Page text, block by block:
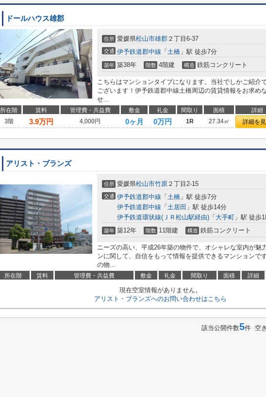
ドールハウス雄郡
住所 愛媛県松山市雄郡 ２丁目6-37
交通 伊予鉄道郡中線 「 土橋 」駅 徒歩7分
築年 築38年 階数 4階建 構造 鉄筋コンクリート
こちらはマンションタイプになります。当社でしかご紹介
ございます！伊予鉄道郡中線土橋周辺の賃貸情報をお求め
せ...
所在階 賃料 管理費・共益費 敷金 礼金 間取り 面積 詳細
3階
3.9万円 4,000円 0ヶ月 0万円 1R 27.34㎡ 詳細を
アリスト・ブランズ
住所 愛媛県松山市竹原 ２丁目2-15
交通 伊予鉄道郡中線 「 土橋 」駅 徒歩7分
伊予鉄道郡中線 「 土居田 」駅 徒歩14分
伊予鉄道環状線(ＪＲ松山駅経由) 「 大手町 」駅 徒歩
築年 築12年 階数 11階建 構造 鉄筋コンクリート
ニーズの高い、平成26年築の物件で、オシャレな室内が魅
ンに関して、自信をもって情報を提供できるマンションで
の物...
所在階 賃料 管理費・共益費 敷金 礼金 間取り 面積 詳細
現在空室情報がありません。
アリスト・ブランズへのお問い合わせはこちら
該当公開件数5件 空